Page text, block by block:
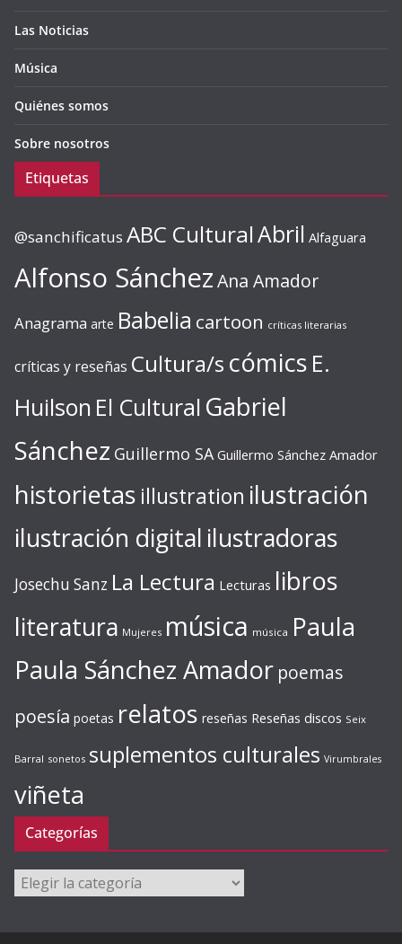
Las Noticias
Música
Quiénes somos
Sobre nosotros
Etiquetas
@sanchificatus ABC CulturalAbril Alfaguara
Alfonso SánchezAna Amador
Anagrama arte Babelia cartoon críticas literarias
críticas y reseñas Cultura/s cómics E.
Huilson El Cultural Gabriel
Sánchez Guillermo SA Guillermo Sánchez Amador
historietas illustration ilustración
ilustración digital ilustradoras
Josechu Sanz La Lectura Lecturas libros
literatura Mujeres música música Paula
Paula Sánchez Amador poemas
poesía poetas relatos reseñas Reseñas discos Seix
Barral sonetos suplementos culturales Virumbrales
viñeta
Categorías
Categorías